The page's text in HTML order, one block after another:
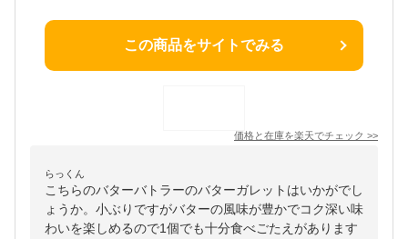
この商品をサイトでみる
価格と在庫を楽天でチェック >>
らっくん
こちらのバターバトラーのバターガレットはいかがでし
ょうか。小ぶりですがバターの風味が豊かでコク深い味
わいを楽しめるので1個でも十分食べごたえがあります